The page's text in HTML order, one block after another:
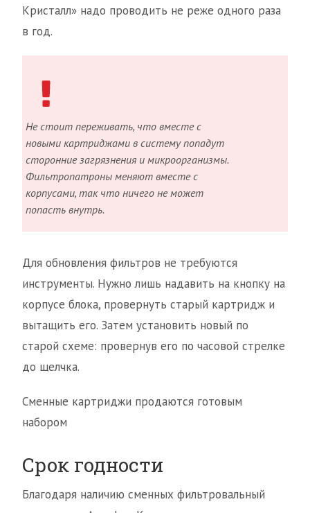
Кристалл» надо проводить не реже одного раза
в год.
Не стоит переживать, что вместе с
новыми картриджами в систему попадут
сторонние загрязнения и микроорганизмы.
Фильтропатроны меняют вместе с
корпусами, так что ничего не может
попасть внутрь.
Для обновления фильтров не требуются
инструменты. Нужно лишь надавить на кнопку на
корпусе блока, провернуть старый картридж и
вытащить его. Затем установить новый по
старой схеме: провернув его по часовой стрелке
до щелчка.
Сменные картриджи продаются готовым
набором
Срок годности
Благодаря наличию сменных фильтровальный